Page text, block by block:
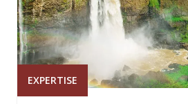
EXPERTISE